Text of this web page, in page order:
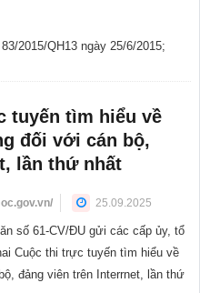
2015/QH13 ngày 25/6/2015;
tuyến tìm hiểu về
đối với cán bộ,
lần thứ nhất
25.09.2025
số 61-CV/ĐU gửi các cấp ủy, tổ
Cuộc thi trực tuyến tìm hiểu về
đảng viên trên Interrnet, lần thứ